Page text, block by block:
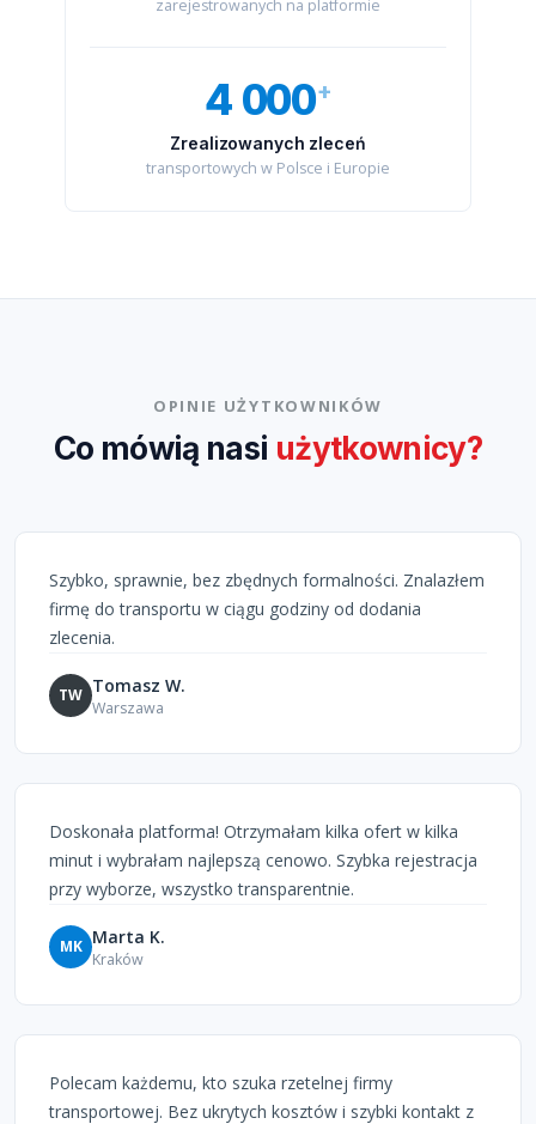
zarejestrowanych na platformie
4 000
Zrealizowanych zleceń
transportowych w Polsce i Europie
OPINIE UŻYTKOWNIKÓW
Co mówią nasi użytkownicy?
Szybko, sprawnie, bez zbędnych formalności. Znalazłem
firmę do transportu w ciągu godziny od dodania
zlecenia.
TW Tomasz W.
Warszawa
Doskonała platforma! Otrzymałam kilka ofert w kilka
minut i wybrałam najlepszą cenowo. Szybka rejestracja
przy wyborze, wszystko transparentnie.
MK Marta K.
Kraków
Polecam każdemu, kto szuka rzetelnej firmy
transportowej. Bez ukrytych kosztów i szybki kontakt z